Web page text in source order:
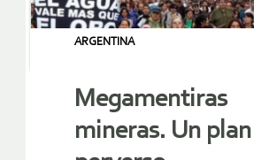
ARGENTINA
Megamentiras
mineras. Un plan